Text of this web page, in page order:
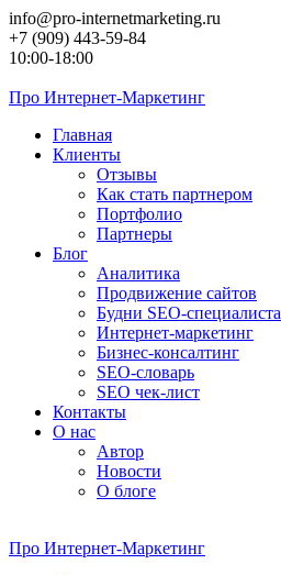
Перейти
к
контенту
info@pro-internetmarketing.ru
+7 (909) 443-59-84
10:00-18:00
Про Интернет-Маркетинг
Главная
Клиенты
Отзывы
Как стать партнером
Портфолио
Партнеры
Блог
Аналитика
Продвижение сайтов
Будни SEO-специалиста
Интернет-маркетинг
Бизнес-консалтинг
SEO-словарь
SEO чек-лист
Контакты
О нас
Автор
Новости
О блоге
Про Интернет-Маркетинг